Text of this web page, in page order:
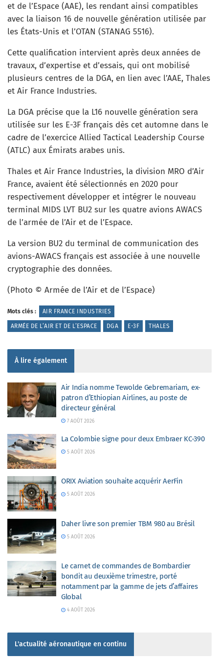
et de l’Espace (AAE), les rendant ainsi compatibles
avec la liaison 16 de nouvelle génération utilisée par
les États-Unis et l’OTAN (STANAG 5516).
Cette qualification intervient après deux années de
travaux, d’expertise et d’essais, qui ont mobilisé
plusieurs centres de la DGA, en lien avec l’AAE, Thales
et Air France Industries.
La DGA précise que la L16 nouvelle génération sera
utilisée sur les E-3F français dès cet automne dans le
cadre de l’exercice Allied Tactical Leadership Course
(ATLC) aux Émirats arabes unis.
Thales et Air France Industries, la division MRO d’Air
France, avaient été sélectionnés en 2020 pour
respectivement développer et intégrer le nouveau
terminal MIDS LVT BU2 sur les quatre avions AWACS
de l’armée de l’Air et de l’Espace.
La version BU2 du terminal de communication des
avions-AWACS français est associée à une nouvelle
cryptographie des données.
(Photo © Armée de l’Air et de l’Espace)
Mots clés : AIR FRANCE INDUSTRIES
ARMÉE DE L’AIR ET DE L’ESPACE DGA E-3F THALES
À lire également
Air India nomme Tewolde Gebremariam, ex-
patron d’Ethiopian Airlines, au poste de
directeur général
7 AOÛT 2026
La Colombie signe pour deux Embraer KC-390
5 AOÛT 2026
ORIX Aviation souhaite acquérir AerFin
5 AOÛT 2026
Daher livre son premier TBM 980 au Brésil
5 AOÛT 2026
Le carnet de commandes de Bombardier
bondit au deuxième trimestre, porté
notamment par la gamme de jets d’affaires
Global
4 AOÛT 2026
L'actualité aéronautique en continu